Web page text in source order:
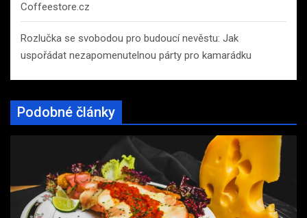
Coffeestore.cz
Rozlučka se svobodou pro budoucí nevěstu: Jak
uspořádat nezapomenutelnou párty pro kamarádku
Podobné články